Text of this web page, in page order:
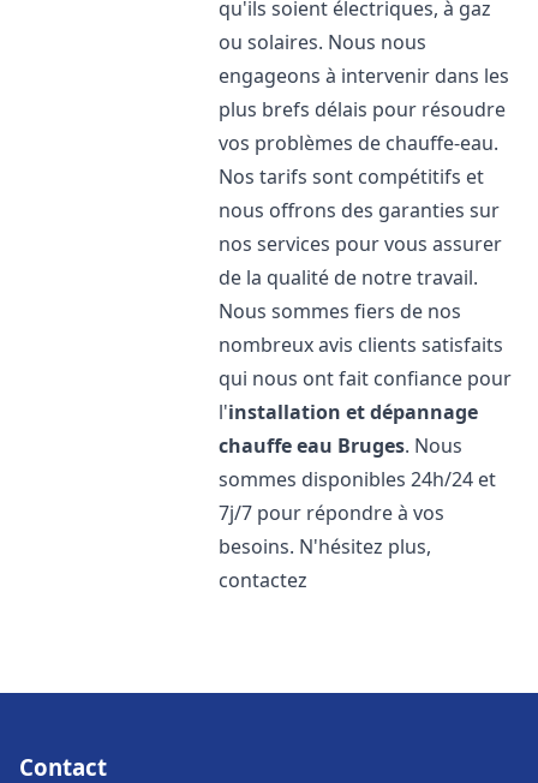
qu'ils soient électriques, à gaz
ou solaires. Nous nous
engageons à intervenir dans les
plus brefs délais pour résoudre
vos problèmes de chauffe-eau.
Nos tarifs sont compétitifs et
nous offrons des garanties sur
nos services pour vous assurer
de la qualité de notre travail.
Nous sommes fiers de nos
nombreux avis clients satisfaits
qui nous ont fait confiance pour
l'installation et dépannage
chauffe eau Bruges. Nous
sommes disponibles 24h/24 et
7j/7 pour répondre à vos
besoins. N'hésitez plus,
contactez
Contact